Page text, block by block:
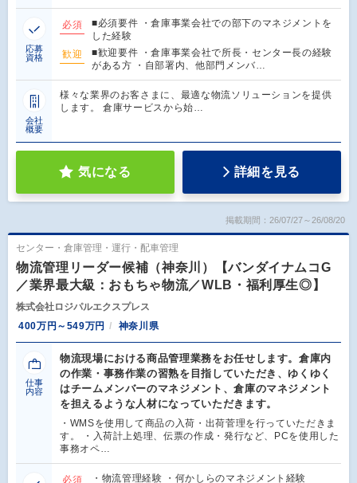
応募
資格
必須
■必須要件 ・倉庫事業会社での部下のマネジメントを
した経験
歓迎
■歓迎要件 ・倉庫事業会社で所長・センター長の経験
がある方 ・自部署内、他部門メンバ…
会社
概要
様々な業界のお客さまに、最適な物流ソリューションを提供
します。 倉庫サービスから始…
気になる 詳細を見る
掲載期間：26/07/27～26/08/20
センター・倉庫管理・運行・配車管理
物流管理リーダー候補（神奈川）【バンダイナムコG
／業界最大級：おもちゃ物流／WLB・福利厚生◎】
株式会社ロジパルエクスプレス
400万円～549万円
神奈川県
仕事
内容
物流現場における商品管理業務をお任せします。倉庫内
の作業・事務作業の習熟を目指していただき、ゆくゆく
はチームメンバーのマネジメント、倉庫のマネジメント
を担えるような人材になっていただきます。
・WMSを使用して商品の入荷・出荷菅理を行っていただきま
す。 ・入荷計上処理、伝票の作成・発行など、PCを使用した
事務オペ…
必須 ・物流管理経験 ・何かしらのマネジメント経験